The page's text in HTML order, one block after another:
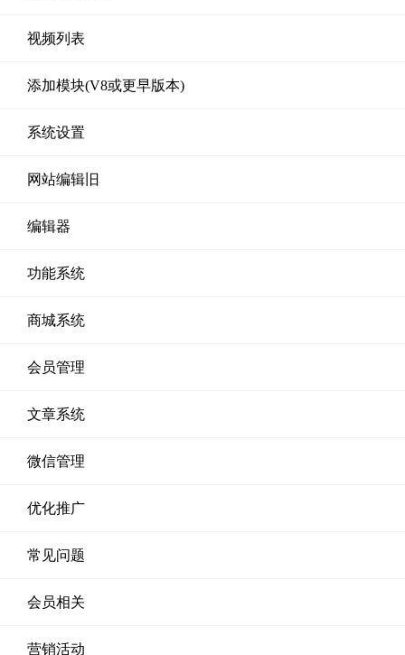
视频列表
添加模块(V8或更早版本)
系统设置
网站编辑旧
编辑器
功能系统
商城系统
会员管理
文章系统
微信管理
优化推广
常见问题
会员相关
营销活动